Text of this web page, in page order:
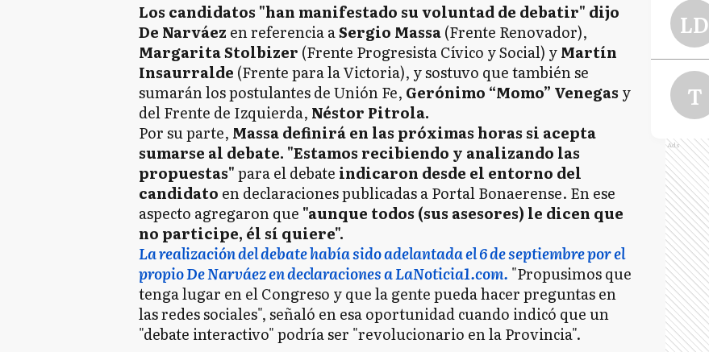
Los candidatos "han manifestado su voluntad de debatir" dijo
De Narváez en referencia aSergio Massa(Frente Renovador),
Margarita Stolbizer (Frente Progresista Cívico y Social) yMartín
Insaurralde (Frente para la Victoria), y sostuvo que también se
sumarán los postulantes de Unión Fe, Gerónimo “Momo” Venegas y
del Frente de Izquierda, Néstor Pitrola.
Por su parte, Massa definirá en las próximas horas si acepta
sumarse al debate. "Estamos recibiendo y analizando las
propuestas"para el debate indicaron desde el entorno del
candidato en declaraciones publicadas a Portal Bonaerense. En ese
aspecto agregaron que "aunque todos (sus asesores) le dicen que
no participe, él sí quiere".
La realización del debate había sido adelantada el 6 de septiembre por el
propio De Narváez en declaraciones a LaNoticia1.com. "Propusimos que
tenga lugar en el Congreso y que la gente pueda hacer preguntas en
las redes sociales", señaló en esa oportunidad cuando indicó que un
"debate interactivo" podría ser "revolucionario en la Provincia".
LD
T
Ads